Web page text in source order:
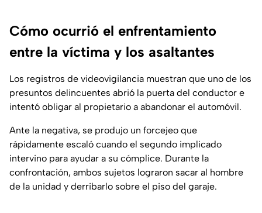
Cómo ocurrió el enfrentamiento
entre la víctima y los asaltantes
Los registros de videovigilancia muestran que uno de los
presuntos delincuentes abrió la puerta del conductor e
intentó obligar al propietario a abandonar el automóvil.
Ante la negativa, se produjo un forcejeo que
rápidamente escaló cuando el segundo implicado
intervino para ayudar a su cómplice. Durante la
confrontación, ambos sujetos lograron sacar al hombre
de la unidad y derribarlo sobre el piso del garaje.